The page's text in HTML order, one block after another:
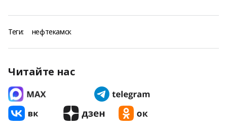
Теги: нефтекамск
Читайте нас